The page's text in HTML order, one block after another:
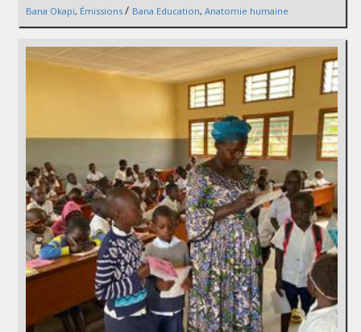
Bana Okapi, Émissions / Bana Education, Anatomie humaine